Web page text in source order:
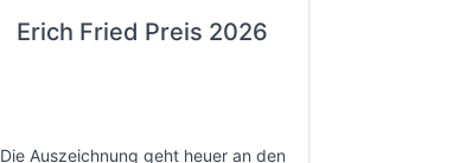
Erich Fried Preis 2026
Die Auszeichnung geht heuer an den